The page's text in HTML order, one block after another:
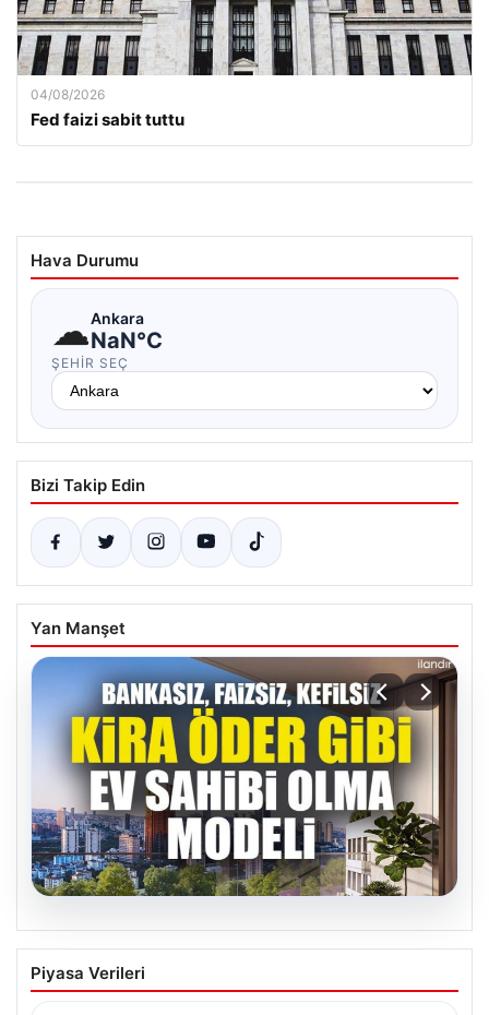
04/08/2026
Fed faizi sabit tuttu
Hava Durumu
☁Ankara
NaN°C
ŞEHIR SEÇ
Bizi Takip Edin
Yan Manşet
05.08.2026
DAP Yapı’dan bir ilk! Emlak Konut
güvencesi Dap vizyonuyla kendi
Piyasa Verileri